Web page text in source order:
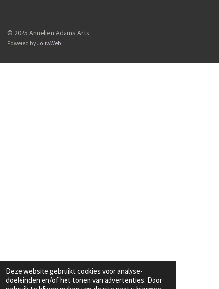
Deze website gebruikt cookies voor analyse-
doeleinden en/of het tonen van advertenties. Door
© 2025 Annelien Adams Arts
Powered by JouwWeb